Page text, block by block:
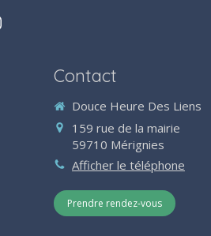
Contact
Douce Heure Des Liens
159 rue de la mairie
59710 Mérignies
Afficher le téléphone
Prendre rendez-vous